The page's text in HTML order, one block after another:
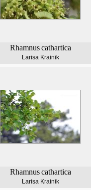
Rhamnus cathartica
Larisa Krainik
Rhamnus cathartica
Larisa Krainik